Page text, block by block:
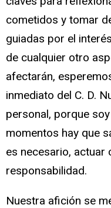
cometidos y tomar
guiadas por el
de cualquier otro
afectarán,
inmediato del C. D.
personal, porque
momentos hay que
es necesario, actuar
responsabilidad.
Nuestra afición se